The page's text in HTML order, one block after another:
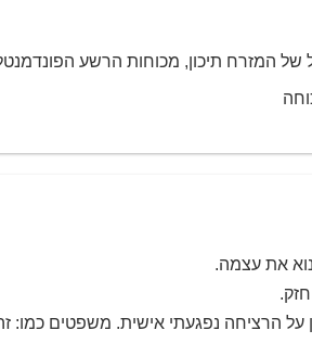
המזרח תיכון, מכוחות הרשע
את עצמה.
על הרציחה נפגעתי אישית. משפטים כמו: